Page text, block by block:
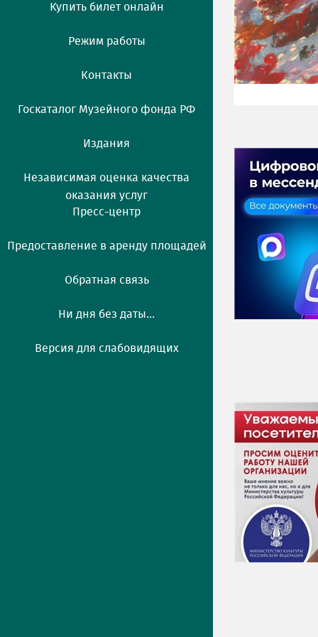
Купить билет онлайн
Режим работы
Контакты
Госкаталог Музейного фонда РФ
Издания
Независимая оценка качества
оказания услуг
Пресс-центр
Предоставление в аренду площадей
Обратная связь
Ни дня без даты...
Версия для слабовидящих